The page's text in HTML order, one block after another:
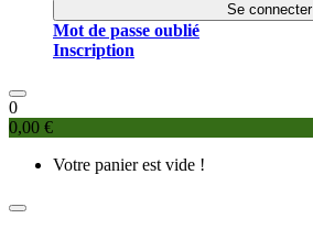
Se connecter
Mot de passe oublié
Inscription
0
0,00 €
Votre panier est vide !